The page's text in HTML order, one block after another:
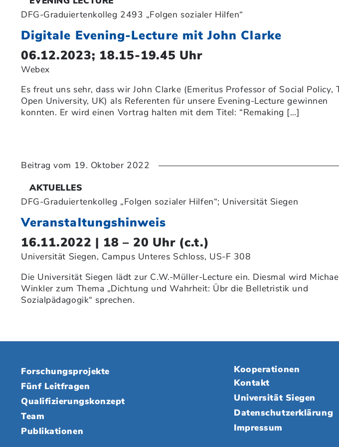
Digitale Evening-Lecture mit John Clarke
DFG-Graduiertenkolleg 2493 „Folgen sozialer Hilfen“
06.12.2023; 18.15-19.45 Uhr
Webex
Es freut uns sehr, dass wir John Clarke (Emeritus Professor of Social Policy,
Open University, UK) als Referenten für unsere Evening-Lecture gewinnen
konnten. Er wird einen Vortrag halten mit dem Titel: “Remaking […]
Veranstaltungshinweis
Beitrag vom 19. Oktober 2022
AKTUELLES
DFG-Graduiertenkolleg „Folgen sozialer Hilfen“; Universität Siegen
16.11.2022 | 18 – 20 Uhr (c.t.)
Universität Siegen, Campus Unteres Schloss, US-F 308
Die Universität Siegen lädt zur C.W.-Müller-Lecture ein. Diesmal wird
Winkler zum Thema „Dichtung und Wahrheit: Übr die Belletristik und
Sozialpädagogik“ sprechen.
Forschungsprojekte
Fünf Leitfragen
Qualifizierungskonzept
Team
Publikationen
Kooperationen
Kontakt
Universität Siegen
Datenschutzerklärung
Impressum